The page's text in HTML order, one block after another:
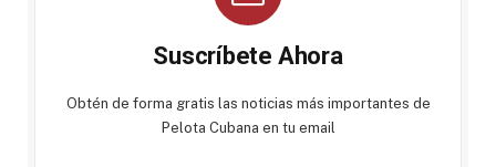
Suscríbete Ahora
Obtén de forma gratis las noticias más importantes de
Pelota Cubana en tu email